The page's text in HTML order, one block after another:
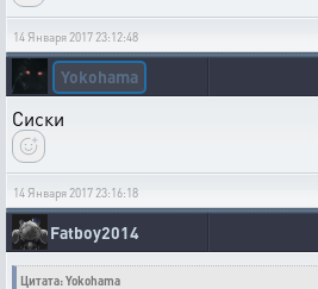
14 Января 2017 23:12:48
Yokohama
Сиски
14 Января 2017 23:16:18
Fatboy2014
Цитата: Yokohama